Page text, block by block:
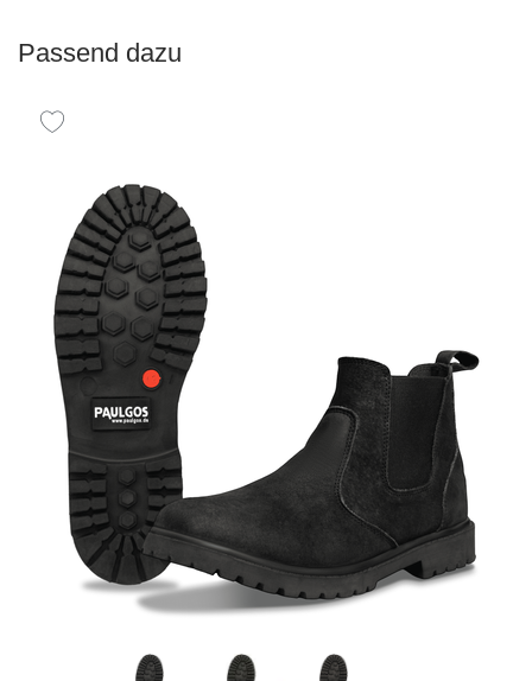
Passend dazu